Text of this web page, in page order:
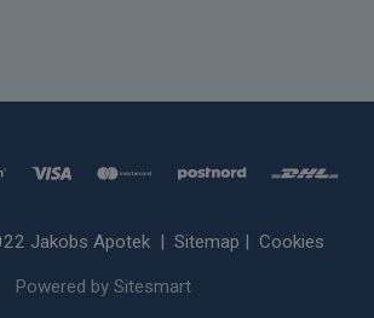
Jakobs Apotek | Sitemap Cookies
Powered by Sitesmart